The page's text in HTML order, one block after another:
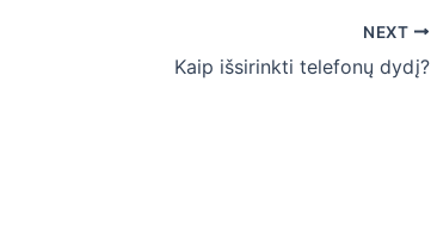
NEXT
Kaip išsirinkti telefonų dydį?